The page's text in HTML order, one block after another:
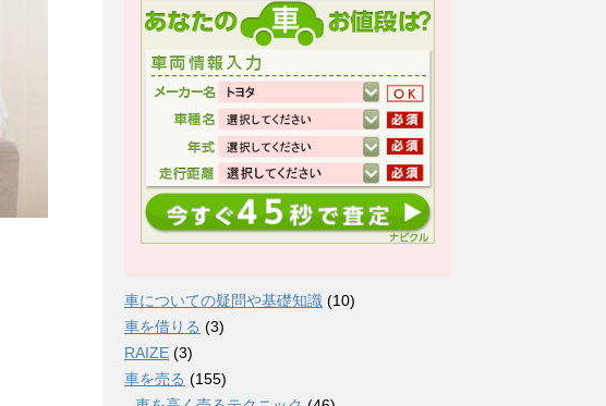
車についての疑問や基礎知識 (10)
車を借りる (3)
RAIZE (3)
車を売る (155)